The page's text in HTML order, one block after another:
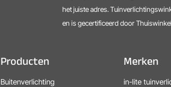
het juiste adres.
en is gecertificeerd door
Producten
Buitenverlichting
Merken
in-lite